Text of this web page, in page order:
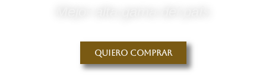
Quiero comprar